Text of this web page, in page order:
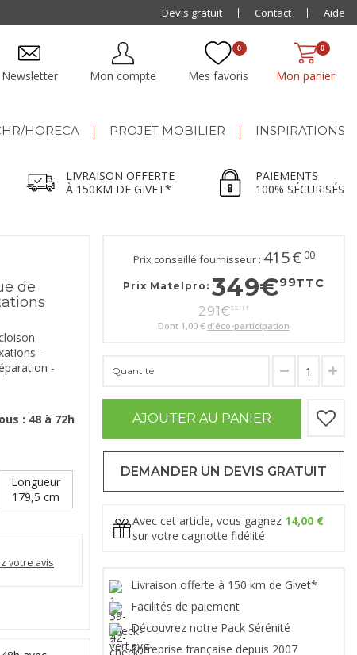
Mon panier
0
Mes favoris
0
Mon compte
Newsletter
HORECA PROJET MOBILIER INSPIRATIONS
LIVRAISON OFFERTE
À 150KM DE GIVET*
PAIEMENTS
100% SÉCURISÉS
de
-
-
: 48 à 72h
Longueur
179,5 cm
votre avis
Prix conseillé fournisseur : 415€ 00
Prix Matelpro: 349€99TTC
291€66 HT
Dont 1,00 € d'éco-participation
Quantité
AJOUTER AU PANIER
DEMANDER UN DEVIS GRATUIT
Avec cet article, vous gagnez 14,00 €
sur votre cagnotte fidélité
Livraison offerte à 150 km de Givet*
Facilités de paiement
Découvrez notre Pack Sérénité
Entreprise française depuis 2007
Paiement jusqu'à48x
Devis gratuit Contact Aide